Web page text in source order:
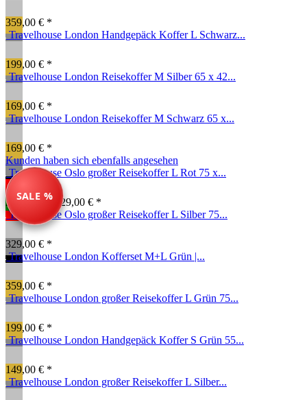
359,00 € *
Travelhouse London Handgepäck Koffer L Schwarz...
199,00 € *
Travelhouse London Reisekoffer M Silber 65 x 42...
169,00 € *
Travelhouse London Reisekoffer M Schwarz 65 x...
169,00 € *
Kunden haben sich ebenfalls angesehen
SALE %
Travelhouse Oslo großer Reisekoffer L Rot 75 x...
269,00 € *
329,00 € *
Travelhouse Oslo großer Reisekoffer L Silber 75...
329,00 € *
Travelhouse London Kofferset M+L Grün |...
359,00 € *
Travelhouse London großer Reisekoffer L Grün 75...
199,00 € *
Travelhouse London Handgepäck Koffer S Grün 55...
149,00 € *
Travelhouse London großer Reisekoffer L Silber...